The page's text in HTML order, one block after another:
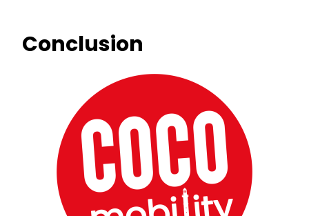
Conclusion